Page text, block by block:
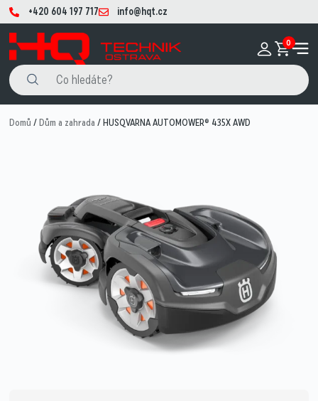
+420 604 197 717 info@hqt.cz
0
Domů /Dům a zahrada / HUSQVARNA AUTOMOWER® 435X AWD